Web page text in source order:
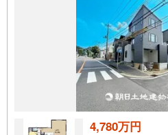
4,780万円